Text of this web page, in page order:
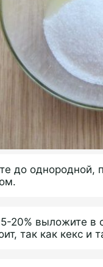
до
20% выложите в
так как кекс и